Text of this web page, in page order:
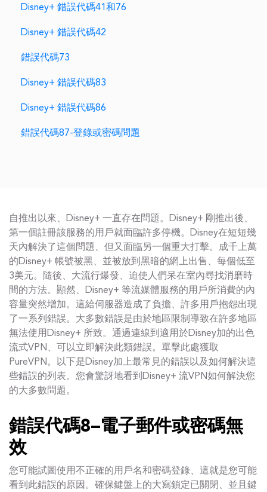
Disney+ 錯誤代碼41和76
Disney+ 錯誤代碼42
錯誤代碼73
Disney+ 錯誤代碼83
Disney+ 錯誤代碼86
錯誤代碼87-登錄或密碼問題
自推出以來、Disney+ 一直存在問題。Disney+ 剛推出後、
第一個註冊該服務的用戶就面臨許多停機。Disney在短短幾
天內解決了這個問題、但又面臨另一個重大打擊。成千上萬
的Disney+ 帳號被黑、並被放到黑暗的網上出售、每個低至
3美元。隨後、大流行爆發、迫使人們呆在室內尋找消磨時
間的方法。顯然、Disney+ 等流媒體服務的用戶所消費的內
容量突然增加。這給伺服器造成了負擔、許多用戶抱怨出現
了一系列錯誤。大多數錯誤是由於地區限制導致在許多地區
無法使用Disney+ 所致。通過連線到適用於Disney加的出色
流式VPN、可以立即解決此類錯誤。單擊此處獲取
PureVPN。以下是Disney加上最常見的錯誤以及如何解決這
些錯誤的列表。您會驚訝地看到Disney+ 流VPN如何解決您
的大多數問題。
錯誤代碼8–電子郵件或密碼無
效
您可能試圖使用不正確的用戶名和密碼登錄、這就是您可能
看到此錯誤的原因。確保鍵盤上的大寫鎖定已關閉、並且鍵